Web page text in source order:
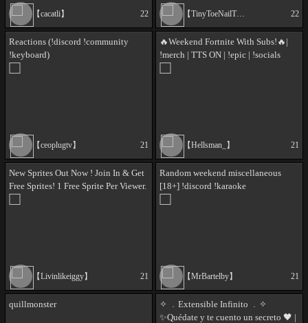
【cacatli】 22 【TinyToeNailTV】 22
Reactions (!discord !community
!keyboard)
【ceoplugtv】 21
🔥Weekend Fortnite With Subs!🔥|
!merch | TTS ON | !epic | !socials
【Hellsman_】 21
New Sprites Out Now ! Join In & Get
Free Sprites! 1 Free Sprite Per Viewer.
【Livinlikeiggy】 21
Random weekend miscellaneous
[18+] !discord !karaoke
【MrBartelby】 21
quillmonster
✧ ﹒Extensible Infinito ﹒✧
✨Quédate y te cuento un secreto 🖤 |